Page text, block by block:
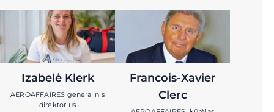
Izabelė Klerk
AEROAFFAIRES generalinis
direktorius
Francois-Xavier
Clerc